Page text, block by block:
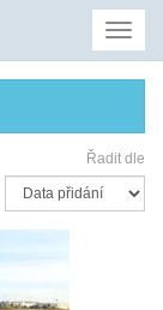
Řadit dle